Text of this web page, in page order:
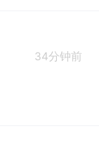
34分钟前